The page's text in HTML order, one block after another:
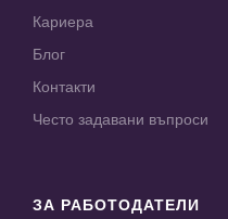
Кариера
Блог
Контакти
Често задавани въпроси
ЗА РАБОТОДАТЕЛИ